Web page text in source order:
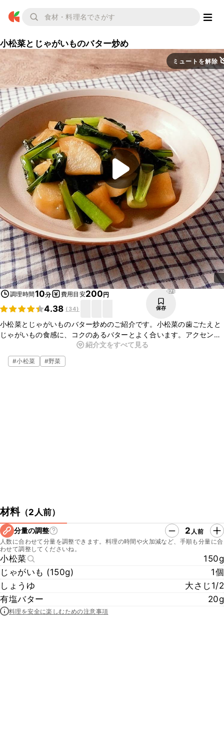
小松菜とじゃがいものバター炒め
ミュートを解除
調理時間10分 費用目安200円
4.38 ( 34)
879
保存
小松菜とじゃがいものバター炒めのご紹介です。小松菜の歯ごたえと
じゃがいもの食感に、コクのあるバターとよく合います。アクセント
にしょうゆを加えていますので、味わい深い一品に仕上がってます
よ。
紹介文をすべて見る
#小松菜 #野菜
材料（2人前）
分量の調整 2 人前
人数に合わせて分量を調整できます。料理の時間や火加減など、手順も分量に合
わせて調整してくださいね。
小松菜
150g
じゃがいも (150g)
1個
しょうゆ
大さじ1/2
有塩バター
20g
料理を安全に楽しむための注意事項